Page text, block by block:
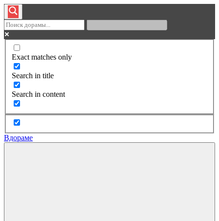
Exact matches only
Search in title
Search in content
Вдораме